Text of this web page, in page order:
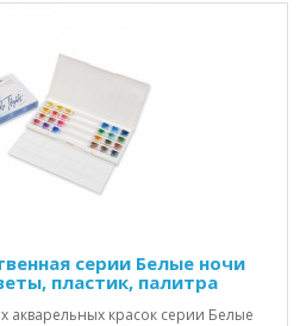
серии Белые ночи
пластик, палитра
красок серии Белые